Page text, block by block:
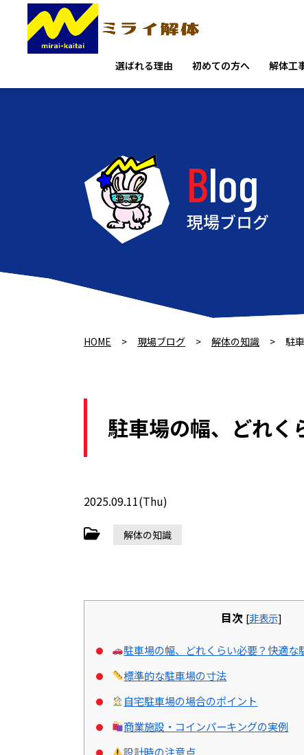
選ばれる理由 初めての方へ 解体工
Blog
現場ブログ
HOME > 現場ブログ > 解体の知識 > 駐
駐車場の幅、どれく
2025.09.11(Thu)
解体の知識
目次 [非表示]
駐車場の幅、どれくらい必要？快適な
標準的な駐車場の寸法
自宅駐車場の場合のポイント
商業施設・コインパーキングの実例
設計時の注意点